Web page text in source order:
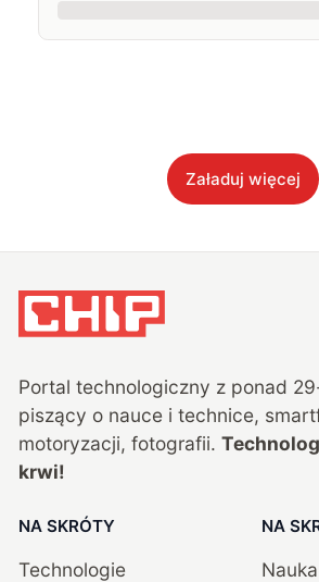
Załaduj więcej
Portal technologiczny z ponad 29
piszący o nauce i technice,
motoryzacji, fotografii.
krwi!
NA SKRÓTY
Technologie
NA
Nauka